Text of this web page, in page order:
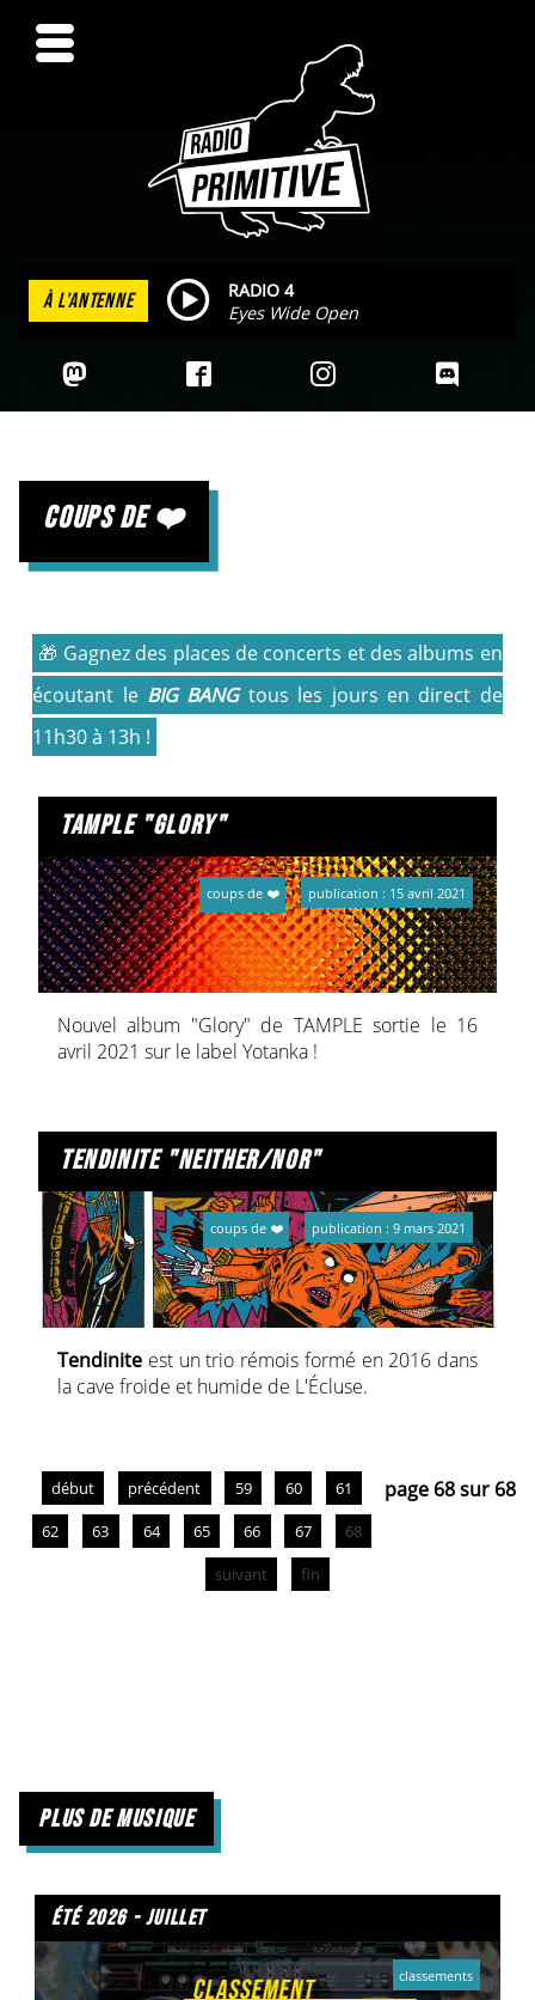
À L'ANTENNE
RADIO 4
Eyes Wide Open
coups de ❤️
🎁 Gagnez des places de concerts et des albums en
écoutant le BIG BANGtous les jours en direct de
11h30 à 13h !
tample "glory"
coups de ❤️ publication : 15 avril 2021
Nouvel album "Glory" de TAMPLE sortie le 16
avril 2021 sur le label Yotanka !
tendinite "neither/nor"
coups de ❤️ publication : 9 mars 2021
Tendinite est un trio rémois formé en 2016 dans
la cave froide et humide de L'Écluse.
page 68 sur 68
début précédent 59 60
61
62
63 64 65 66 67
68
suivant
fin
plus de musique
été 2026 - juillet
classements